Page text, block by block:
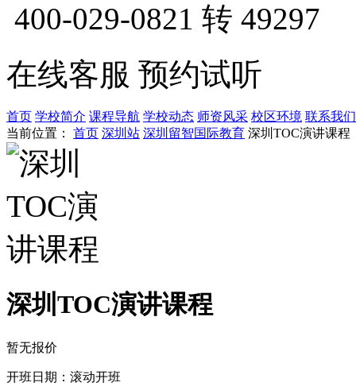
400-029-0821 转 49297
在线客服 预约试听
首页 学校简介 课程导航 学校动态 师资风采 校区环境 联系我们
当前位置：
首页 深圳站 深圳留智国际教育 深圳TOC演讲课程
深圳TOC演讲课程
暂无报价
开班日期：滚动开班